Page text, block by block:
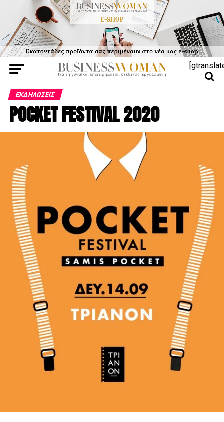
ΕΚΔΗΛΏΣΕΙΣ
POCKET FESTIVAL 2020